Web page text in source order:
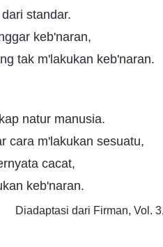
standar.
keb'naran,
tak m'lakukan keb'naran.
natur manusia.
cara m'lakukan sesuatu,
cacat,
keb'naran.
Diadaptasi dari Firman, Vol.